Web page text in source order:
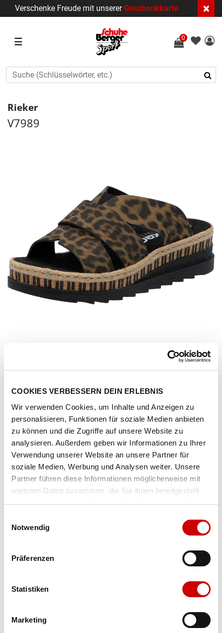
COOKIES VERBESSERN DEIN ERLEBNIS
Wir verwenden Cookies, um Inhalte und Anzeigen zu
personalisieren, Funktionen für soziale Medien anbieten
zu können und die Zugriffe auf unsere Website zu
analysieren. Außerdem geben wir Informationen zu Ihrer
Verwendung unserer Website an unsere Partner für
soziale Medien, Werbung und Analysen weiter. Unsere
Partner führen diese Informationen möglicherweise mit
weiteren Daten zusammen, die Sie ihnen bereitgestellt
haben oder die sie im Rahmen Ihrer Nutzung der Dienste
Notwendig
Präferenzen
Statistiken
Marketing
Verschenke Freude mit unsererGeschenkkarte ×
☰ 0
Rieker
V7989
Artikel-Nr.V7989-90-brown
Farbe brown
IN DEN WARENKORB
Bis 17:00 Uhr bestellen: morgen geliefert - ab CHF 50.00